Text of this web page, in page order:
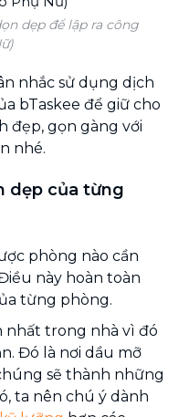
dẹp để lập ra công
nhắc sử dụng dịch
bTaskee để giữ cho
đẹp, gọn gàng với
nhé.
dẹp của từng
phòng nào cần
này hoàn toàn
từng phòng.
nhất trong nhà vì đó
Đó là nơi dầu mỡ
sẽ thành những
ta nên chú ý dành